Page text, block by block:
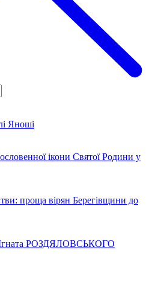
Яноші
ікони Святої Родини у
проща вірян Берегівщини до
Ігната РОЗДЯЛОВСЬКОГО